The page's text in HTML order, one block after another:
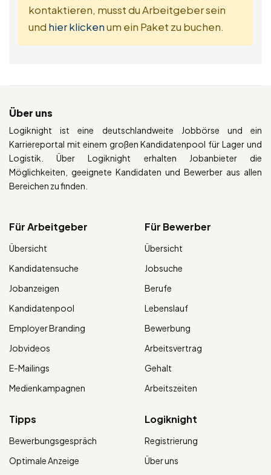
kontaktieren, musst du Arbeitgeber sein
und hier klickenum ein Paket zu buchen.
Über uns
Logiknight ist eine deutschlandweite Jobbörse und ein
Karriereportal mit einem großen Kandidatenpool für Lager und
Logistik. Über Logiknight erhalten Jobanbieter die
Möglichkeiten, geeignete Kandidaten und Bewerber aus allen
Bereichen zu finden.
Für Arbeitgeber
Übersicht
Kandidatensuche
Jobanzeigen
Kandidatenpool
Employer Branding
Jobvideos
E-Mailings
Medienkampagnen
Für Bewerber
Übersicht
Jobsuche
Berufe
Lebenslauf
Bewerbung
Arbeitsvertrag
Gehalt
Arbeitszeiten
Tipps
Bewerbungsgespräch
Optimale Anzeige
Logiknight
Registrierung
Über uns